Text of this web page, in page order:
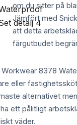
om du sitter på
Jämfört med
att detta
färgutbudet
8378
eller
alternativet
ett pålitligt
väder.